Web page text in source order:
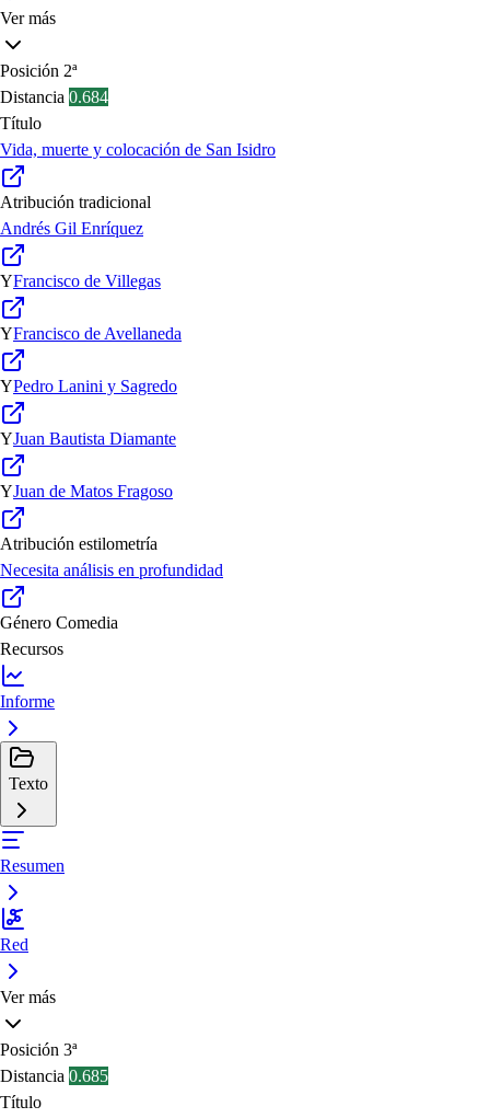
Ver más
Posición 2ª
Distancia 0.684
Título
Vida, muerte y colocación de San Isidro
Atribución tradicional
Andrés Gil Enríquez
YFrancisco de Villegas
YFrancisco de Avellaneda
YPedro Lanini y Sagredo
YJuan Bautista Diamante
YJuan de Matos Fragoso
Atribución estilometría
Necesita análisis en profundidad
Género Comedia
Recursos
Informe
Texto
Resumen
Red
Ver más
Posición 3ª
Distancia 0.685
Título